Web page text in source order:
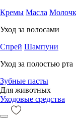
Кремы Масла
Уход за волосами
Спрей Шампуни
Уход за полостью рта
Зубные пасты
Для животных
Уходовые средства